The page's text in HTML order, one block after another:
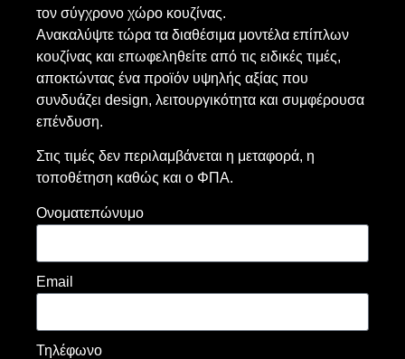
τον σύγχρονο χώρο κουζίνας.
Ανακαλύψτε τώρα τα διαθέσιμα μοντέλα επίπλων
κουζίνας και επωφεληθείτε από τις ειδικές τιμές,
αποκτώντας ένα προϊόν υψηλής αξίας που
συνδυάζει design, λειτουργικότητα και συμφέρουσα
επένδυση.
Στις τιμές δεν περιλαμβάνεται η μεταφορά, η
τοποθέτηση καθώς και ο ΦΠΑ.
Ονοματεπώνυμο
Email
Τηλέφωνο